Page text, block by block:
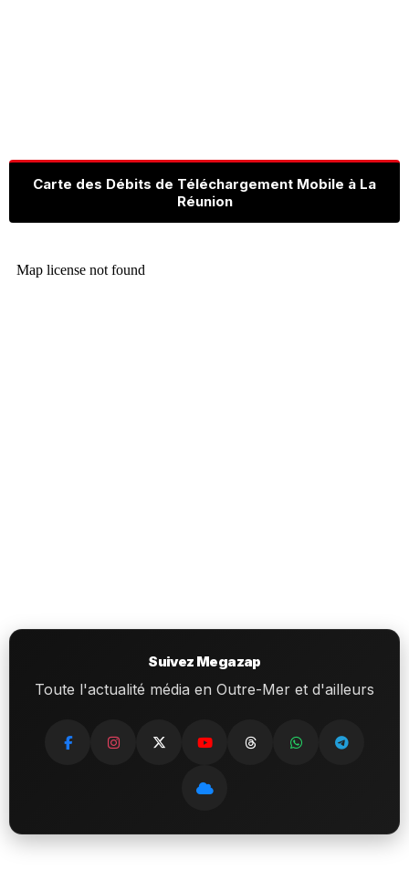
Carte des Débits de Téléchargement Mobile à La
Réunion
Suivez Megazap
Toute l'actualité média en Outre-Mer et d'ailleurs